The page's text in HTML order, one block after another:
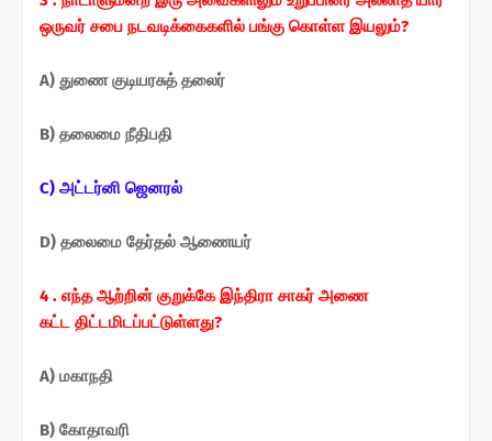
ஒருவர் சபை நடவடிக்கைகளில் பங்கு கொள்ளஇயலும்?
A) துணை குடியரசுத் தலைர்
B) தலைமை நீதிபதி
C) அட்டர்னி ஜெனரல்
D) தலைமை தேர்தல் ஆணையர்
4 . எந்த ஆற்றின் குறுக்கே இந்திரா சாகர் அணை
கட்ட திட்டமிடப்பட்டுள்ளது?
A) மகாநதி
B) கோதாவரி